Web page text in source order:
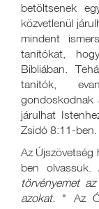
betöltsenek
közvetlenül
mindent
tanítókat,
Bibliában.
tanítók,
gondoskodnak
járulhat
Zsidó 8:11-ben.
Az Újszövetség
ben
törvényemet
azokat. " Az